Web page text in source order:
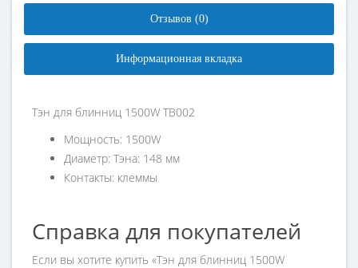
Отзывов (0)
Информационная вкладка
Тэн для блинниц 1500W TB002
Мощность: 1500W
Диаметр: Тэна: 148 мм
Контакты: клеммы
Справка для покупателей
Если вы хотите купить «Тэн для блинниц 1500W